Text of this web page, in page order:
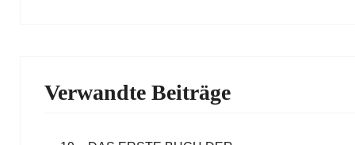
Verwandte Beiträge